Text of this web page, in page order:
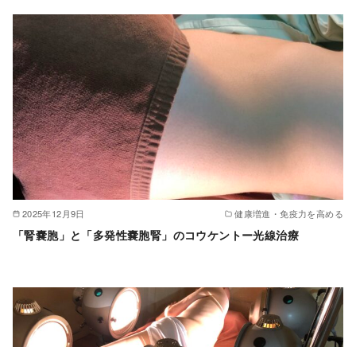
2025年12月9日 健康増進・免疫力を高める
「腎嚢胞」と「多発性嚢胞腎」のコウケントー光線治療